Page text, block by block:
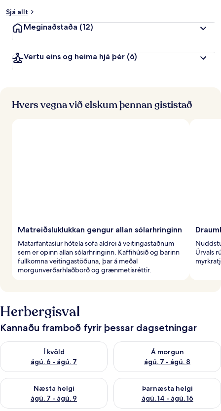
Sjá allt
Meginaðstaða (12)
Vertu eins og heima hjá þér (6)
Hvers vegna við elskum þennan gististað
Matreiðsluklukkan gengur allan sólarhringinn
Matarfantasíur hótela sofa aldrei á veitingastaðnum
sem er opinn allan sólarhringinn. Kaffihúsið og barinn
fullkomna veitingastöðuna, þar á meðal
morgunverðarhlaðborð og grænmetisréttir.
Úrvals
Herbergisval
Kannaðu framboð fyrir þessar dagsetningar
Í kvöld
ágú. 6 - ágú. 7
Athuga framboð í kvöld ágú. 6 - ágú. 7
Á morgun
ágú. 7 - ágú. 8
Athuga framboð á morgun
Næsta helgi
ágú. 7 - ágú. 9
Athuga framboð næstu helgi ágú. 7 - ágú. 9
Þarnæsta helgi
ágú. 14 - ágú. 16
Athuga framboð þarnæstu